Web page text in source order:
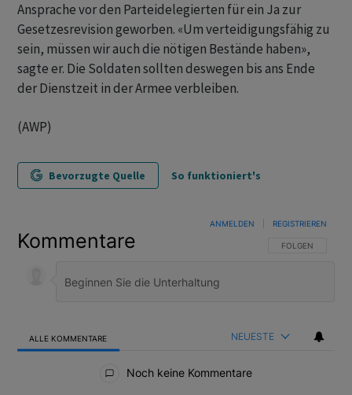
Ansprache vor den Parteidelegierten für ein Ja zur
Gesetzesrevision geworben. «Um verteidigungsfähig zu
sein, müssen wir auch die nötigen Bestände haben»,
sagte er. Die Soldaten sollten deswegen bis ans Ende
der Dienstzeit in der Armee verbleiben.
(AWP)
Bevorzugte Quelle So funktioniert's
Kommentare FOLGE DIESER
FOLGEN
ANMELDEN REGISTRIEREN
ALLE KOMMENTARE NEUESTE
Noch keine Kommentare